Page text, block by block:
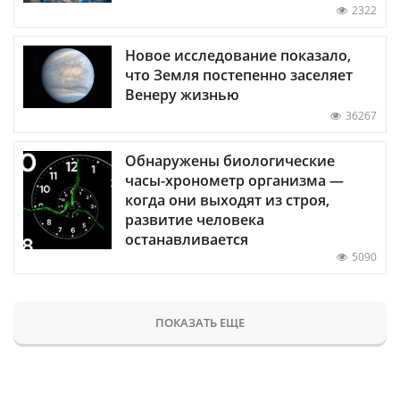
2322
Новое исследование показало,
что Земля постепенно заселяет
Венеру жизнью
36267
Обнаружены биологические
часы-хронометр организма —
когда они выходят из строя,
развитие человека
останавливается
5090
ПОКАЗАТЬ ЕЩЕ